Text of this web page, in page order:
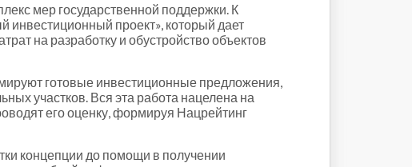
мер государственной поддержки. К
инвестиционный проект», который дает
на разработку и обустройство объектов
готовые инвестиционные предложения,
участков. Вся эта работа нацелена на
его оценку, формируя Нацрейтинг
концепции до помощи в получении